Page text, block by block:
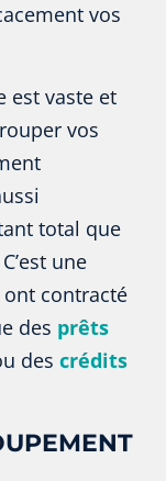
vos
est vaste et
vos
total que
une
contracté
des prêts
des crédits